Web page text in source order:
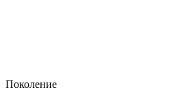
Поколение